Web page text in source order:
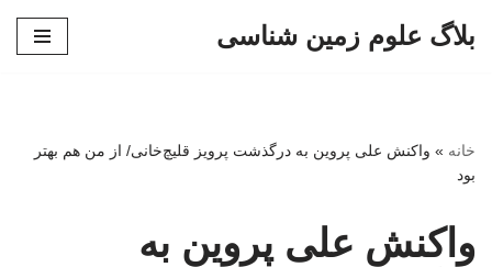
بلاگ علوم زمین شناسی
خانه » واکنش علی پروین به درگذشت پرویز قلیچ‌خانی/ از من هم بهتر
بود
واکنش علی پروین به